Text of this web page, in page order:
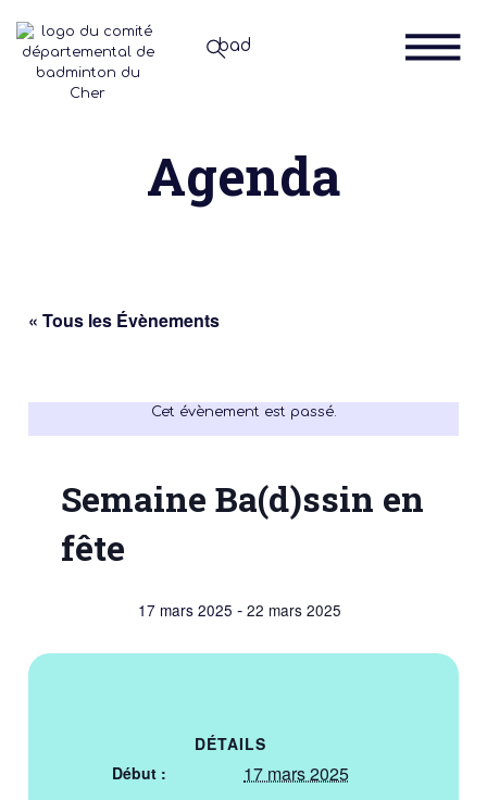
Agenda
« Tous les Évènements
Cet évènement est passé.
Semaine Ba(d)ssin en
fête
17 mars 2025 - 22 mars 2025
DÉTAILS
Début :
17 mars 2025